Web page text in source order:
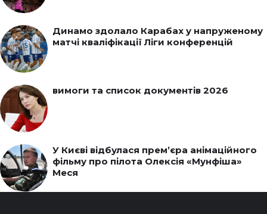
Динамо здолало Карабах у напруженому
матчі кваліфікації Ліги конференцій
вимоги та список документів 2026
У Києві відбулася прем’єра анімаційного
фільму про пілота Олексія «Мунфіша»
Меся